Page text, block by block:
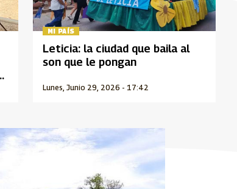
MI PAÍS
Lunes, Junio 29, 2026 - 17:42
Leticia: la ciudad que baila al
son que le pongan